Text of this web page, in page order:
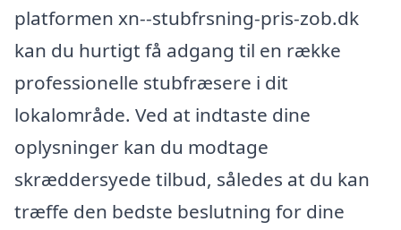
platformen xn--stubfrsning-pris-zob.dk
kan du hurtigt få adgang til en række
professionelle stubfræsere i dit
lokalområde. Ved at indtaste dine
oplysninger kan du modtage
skræddersyede tilbud, således at du kan
træffe den bedste beslutning for dine